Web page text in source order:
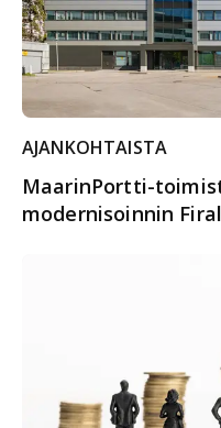
AJANKOHTAISTA
MaarinPortti-
modernisoinnin